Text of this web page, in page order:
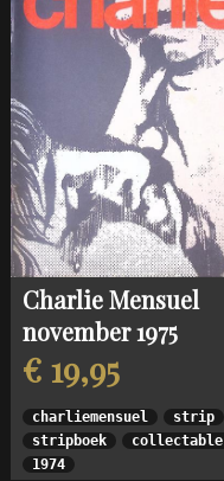
Charlie Mensuel
november 1975
€ 19,95
charliemensuel
strip
stripboek
collectable
1974